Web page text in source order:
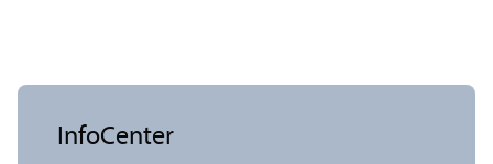
InfoCenter